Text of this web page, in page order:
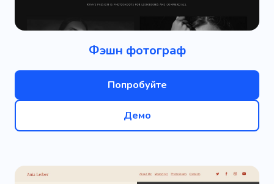
Фэшн фотограф
Попробуйте
Демо